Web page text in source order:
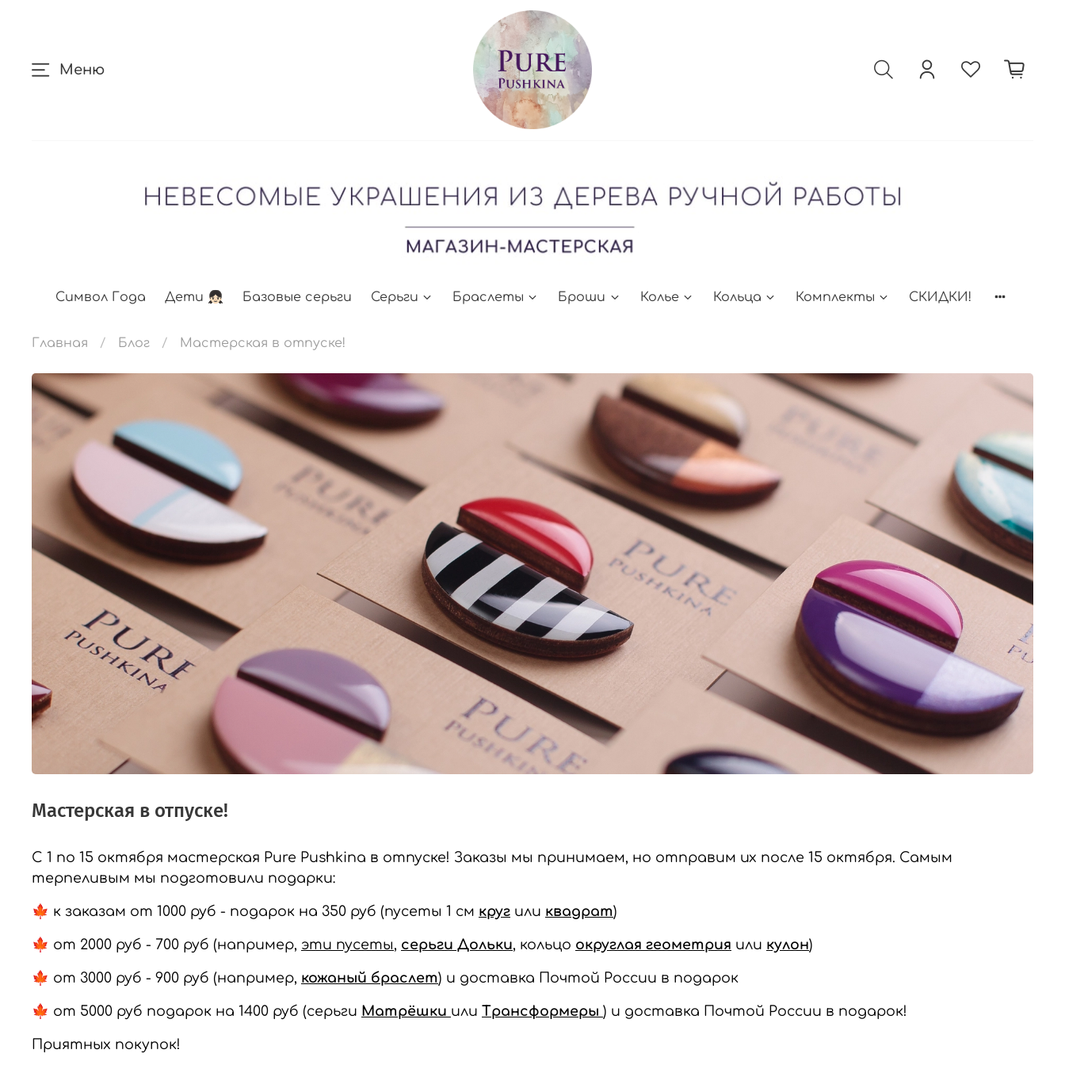
Меню
Символ Года Дети 👧🏻 Базовые серьги Серьги Браслеты Броши Колье Кольца Комплекты СКИДКИ!
Главная Блог Мастерская в отпуске!
Мастерская в отпуске!
С 1 по 15 октября мастерская Pure Pushkina в отпуске! Заказы мы принимаем, но отправим их после 15 октября. Самым
терпеливым мы подготовили подарки:
🍁 к заказам от 1000 руб - подарок на 350 руб (пусеты 1 см круг или квадрат)
🍁 от 2000 руб - 700 руб (например, эти пусеты, серьги Дольки, кольцо округлая геометрия или кулон)
🍁 от 3000 руб - 900 руб (например, кожаный браслет) и доставка Почтой России в подарок
🍁 от 5000 руб подарок на 1400 руб (серьги Матрёшки или Трансформеры ) и доставка Почтой России в подарок!
Приятных покупок!